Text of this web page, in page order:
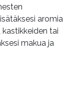
aromia
kastikkeiden tai
makua ja